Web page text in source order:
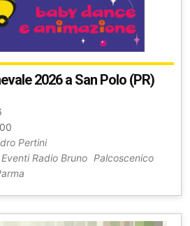
2026 a San Polo (PR)
Pertini
Eventi Radio Bruno Palcoscenico